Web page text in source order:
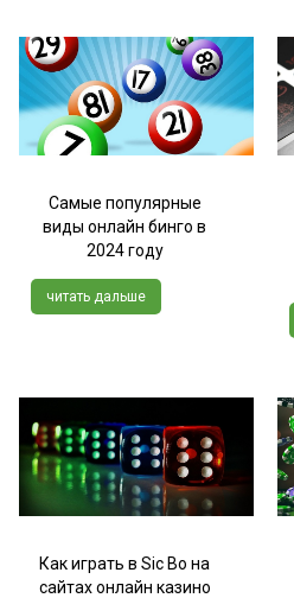
Самые популярные
виды онлайн бинго в
2024 году
читать дальше
Как играть в Sic Bo на
сайтах онлайн казино